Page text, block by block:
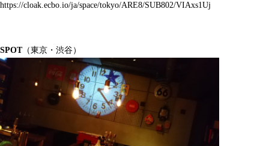
https://cloak.ecbo.io/ja/space/tokyo/ARE8/SUB802/VIAxs1Uj
SPOT（東京・渋谷）